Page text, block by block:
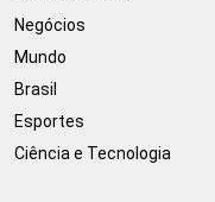
Negócios
Mundo
Brasil
Esportes
Ciência e Tecnologia